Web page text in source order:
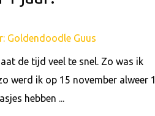
Goldendoodle Guus
de tijd veel te snel. Zo was ik
werd ik op 15 november alweer 1
hebben ...